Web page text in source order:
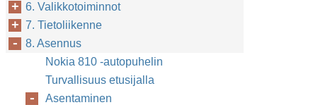
6. Valikkotoiminnot
7. Tietoliikenne
8. Asennus
Nokia 810 -autopuhelin
Turvallisuus etusijalla
Asentaminen